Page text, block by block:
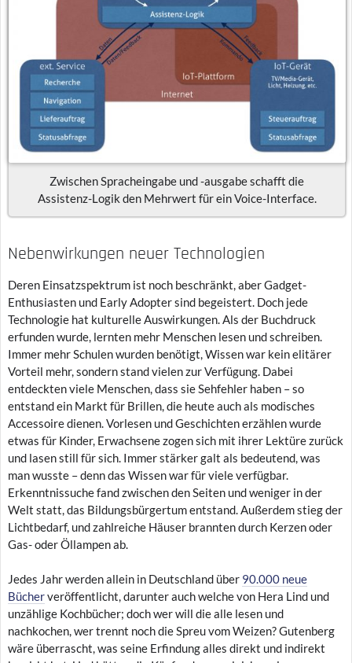
Zwischen Spracheingabe und -ausgabe schafft die
Assistenz-Logik den Mehrwert für ein Voice-Interface.
Nebenwirkungen neuer Technologien
Deren Einsatzspektrum ist noch beschränkt, aber Gadget-
Enthusiasten und Early Adopter sind begeistert. Doch jede
Technologie hat kulturelle Auswirkungen. Als der Buchdruck
erfunden wurde, lernten mehr Menschen lesen und schreiben.
Immer mehr Schulen wurden benötigt, Wissen war kein elitärer
Vorteil mehr, sondern stand vielen zur Verfügung. Dabei
entdeckten viele Menschen, dass sie Sehfehler haben – so
entstand ein Markt für Brillen, die heute auch als modisches
Accessoire dienen. Vorlesen und Geschichten erzählen wurde
etwas für Kinder, Erwachsene zogen sich mit ihrer Lektüre zurück
und lasen still für sich. Immer stärker galt als bedeutend, was
man wusste – denn das Wissen war für viele verfügbar.
Erkenntnissuche fand zwischen den Seiten und weniger in der
Welt statt, das Bildungsbürgertum entstand. Außerdem stieg der
Lichtbedarf, und zahlreiche Häuser brannten durch Kerzen oder
Gas- oder Öllampen ab.
Jedes Jahr werden allein in Deutschland über 90.000 neue
Bücherveröffentlicht, darunter auch welche von Hera Lind und
unzählige Kochbücher; doch wer will die alle lesen und
nachkochen, wer trennt noch die Spreu vom Weizen? Gutenberg
wäre überrascht, was seine Erfindung alles direkt und indirekt